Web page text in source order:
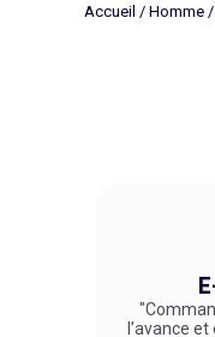
Légers et
Accueil / Homme /
l’avance